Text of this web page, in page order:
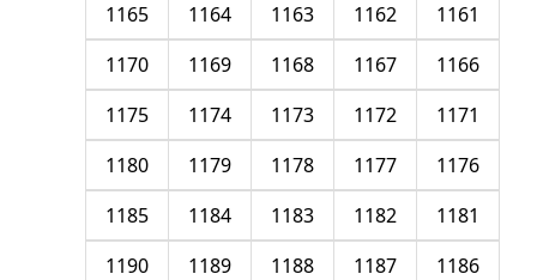
1161
1162
1163
1164
1165
1166
1167
1168
1169
1170
1171
1172
1173
1174
1175
1176
1177
1178
1179
1180
1181
1182
1183
1184
1185
1186
1187
1188
1189
1190